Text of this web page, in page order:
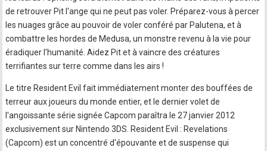
de retrouver Pit l'ange qui ne peut pas voler. Préparez-vous à percer
les nuages grâce au pouvoir de voler conféré par Palutena, et à
combattre les hordes de Medusa, un monstre revenu à la vie pour
éradiquer l'humanité. Aidez Pit et à vaincre des créatures
terrifiantes sur terre comme dans les airs !
Le titre Resident Evil fait immédiatement monter des bouffées de
terreur aux joueurs du monde entier, et le dernier volet de
l'angoissante série signée Capcom paraîtra le 27 janvier 2012
exclusivement sur Nintendo 3DS. Resident Evil : Revelations
(Capcom) est un concentré d'épouvante et de suspense qui